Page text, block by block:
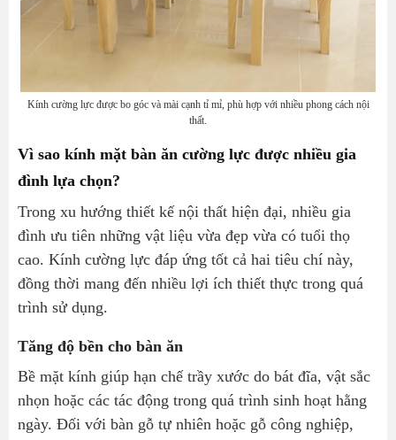
Kính cường lực được bo góc và mài cạnh tỉ mỉ, phù hợp với nhiều phong cách nội
thất.
Vì sao kính mặt bàn ăn cường lực được nhiều gia
đình lựa chọn?
Trong xu hướng thiết kế nội thất hiện đại, nhiều gia
đình ưu tiên những vật liệu vừa đẹp vừa có tuổi thọ
cao. Kính cường lực đáp ứng tốt cả hai tiêu chí này,
đồng thời mang đến nhiều lợi ích thiết thực trong quá
trình sử dụng.
Tăng độ bền cho bàn ăn
Bề mặt kính giúp hạn chế trầy xước do bát đĩa, vật sắc
nhọn hoặc các tác động trong quá trình sinh hoạt hằng
ngày. Đối với bàn gỗ tự nhiên hoặc gỗ công nghiệp,